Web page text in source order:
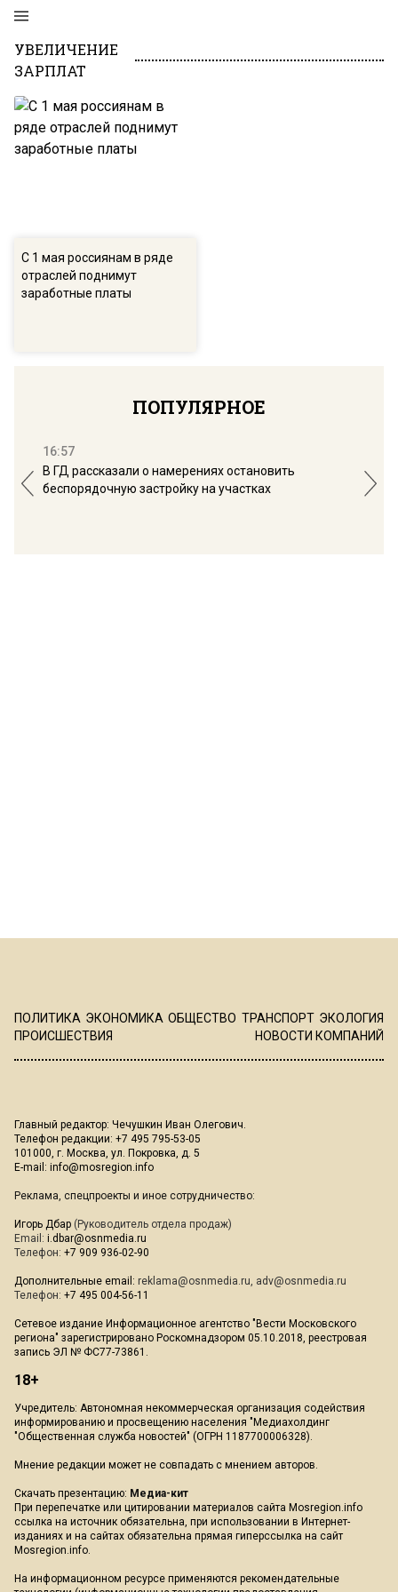
УВЕЛИЧЕНИЕ
ЗАРПЛАТ
С 1 мая россиянам в ряде
отраслей поднимут
заработные платы
ПОПУЛЯРНОЕ
16:57
В ГД рассказали о намерениях остановить
беспорядочную застройку на участках
ПОЛИТИКА ЭКОНОМИКА ОБЩЕСТВО ТРАНСПОРТ ЭКОЛОГИЯ
ПРОИСШЕСТВИЯ
НОВОСТИ КОМПАНИЙ
Главный редактор: Чечушкин Иван Олегович.
Телефон редакции: +7 495 795-53-05
101000, г. Москва, ул. Покровка, д. 5
E-mail: info@mosregion.info
Реклама, спецпроекты и иное сотрудничество:
Игорь Дбар (Руководитель отдела продаж)
Email: i.dbar@osnmedia.ru
Телефон: +7 909 936-02-90
Дополнительные email: reklama@osnmedia.ru, adv@osnmedia.ru
Телефон: +7 495 004-56-11
Сетевое издание Информационное агентство "Вести Московского
региона" зарегистрировано Роскомнадзором 05.10.2018, реестровая
запись ЭЛ № ФС77-73861.
18+
Учредитель: Автономная некоммерческая организация содействия
информированию и просвещению населения "Медиахолдинг
"Общественная служба новостей" (ОГРН 1187700006328).
Мнение редакции может не совпадать с мнением авторов.
Скачать презентацию: Медиа-кит
При перепечатке или цитировании материалов сайта Mosregion.info
ссылка на источник обязательна, при использовании в Интернет-
изданиях и на сайтах обязательна прямая гиперссылка на сайт
Mosregion.info.
На информационном ресурсе применяются рекомендательные